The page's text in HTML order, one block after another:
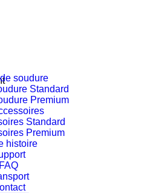
soudure
Standard
Premium
Standard
Premium
histoire
FAQ